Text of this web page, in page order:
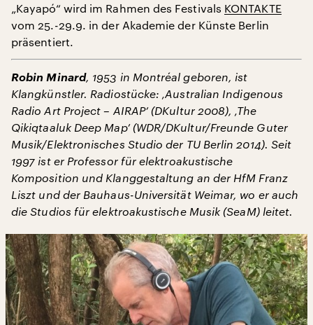
„Kayapó“ wird im Rahmen des Festivals KONTAKTE
vom 25.-29.9. in der Akademie der Künste Berlin
präsentiert.
Robin Minard, 1953 in Montréal geboren, ist
Klangkünstler. Radiostücke: ‚Australian Indigenous
Radio Art Project – AIRAP’ (DKultur 2008), ‚The
Qikiqtaaluk Deep Map’ (WDR/DKultur/Freunde Guter
Musik/Elektronisches Studio der TU Berlin 2014). Seit
1997 ist er Professor für elektroakustische
Komposition und Klanggestaltung an der HfM Franz
Liszt und der Bauhaus-Universität Weimar, wo er auch
die Studios für elektroakustische Musik (SeaM) leitet.